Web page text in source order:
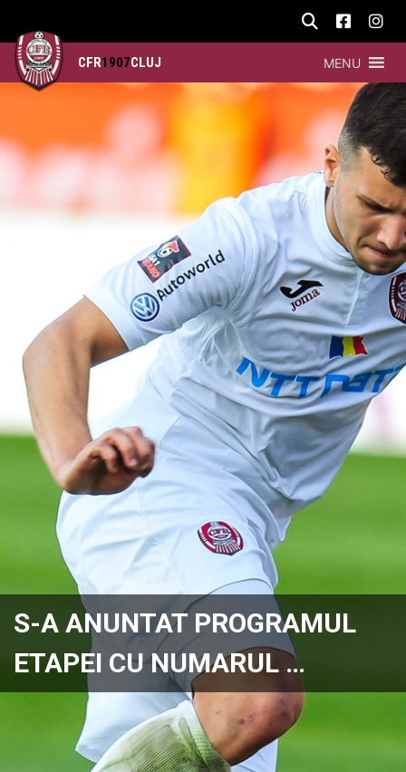
CFR1907CLUJ MENU
S-A ANUNTAT PROGRAMUL
ETAPEI CU NUMARUL …